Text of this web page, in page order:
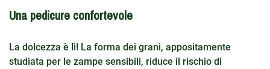
Una pedicure confortevole
La dolcezza è lì! La forma dei grani, appositamente
studiata per le zampe sensibili, riduce il rischio di